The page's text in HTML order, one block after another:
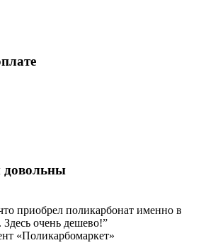
приобрел поликарбонат именно в
очень дешево!”
«Поликарбомаркет»